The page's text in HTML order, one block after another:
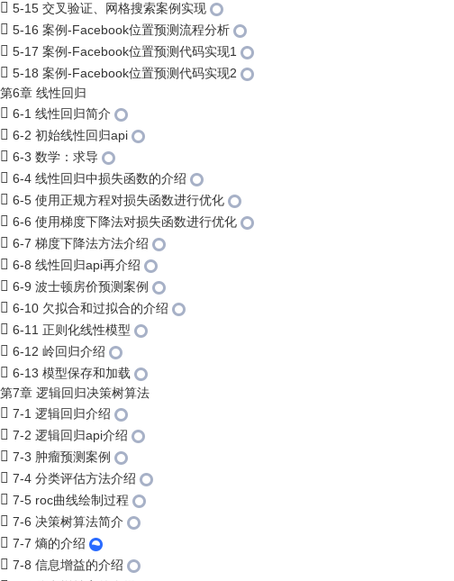
5-15 交叉验证、网格搜索案例实现
5-16 案例-Facebook位置预测流程分析
5-17 案例-Facebook位置预测代码实现1
5-18 案例-Facebook位置预测代码实现2
第6章 线性回归
6-1 线性回归简介
6-2 初始线性回归api
6-3 数学：求导
6-4 线性回归中损失函数的介绍
6-5 使用正规方程对损失函数进行优化
6-6 使用梯度下降法对损失函数进行优化
6-7 梯度下降法方法介绍
6-8 线性回归api再介绍
6-9 波士顿房价预测案例
6-10 欠拟合和过拟合的介绍
6-11 正则化线性模型
6-12 岭回归介绍
6-13 模型保存和加载
第7章 逻辑回归决策树算法
7-1 逻辑回归介绍
7-2 逻辑回归api介绍
7-3 肿瘤预测案例
7-4 分类评估方法介绍
7-5 roc曲线绘制过程
7-6 决策树算法简介
7-7 熵的介绍
7-8 信息增益的介绍